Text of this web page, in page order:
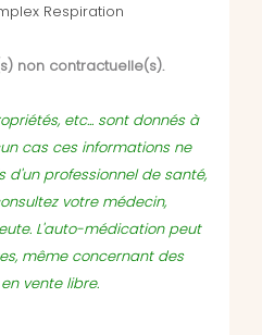
Respiration
non contractuelle(s).
etc... sont donnés à
cas ces informations ne
d'un professionnel de santé,
votre médecin,
L'auto-médication peut
même concernant des
vente libre.